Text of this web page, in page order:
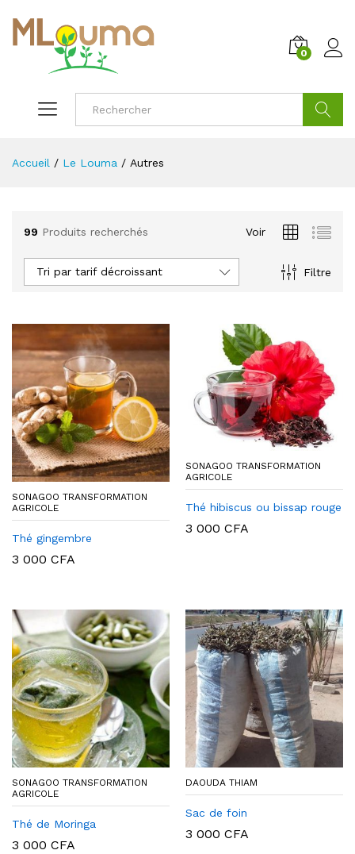
0
Accueil / Le Louma / Autres
99 Produits recherchés Voir
Filtre
Tri par tarif décroissant
SONAGOO TRANSFORMATION
AGRICOLE
Thé gingembre
3 000 CFA
SONAGOO TRANSFORMATION
AGRICOLE
Thé hibiscus ou bissap rouge
3 000 CFA
SONAGOO TRANSFORMATION
AGRICOLE
Thé de Moringa
3 000 CFA
DAOUDA THIAM
Sac de foin
3 000 CFA